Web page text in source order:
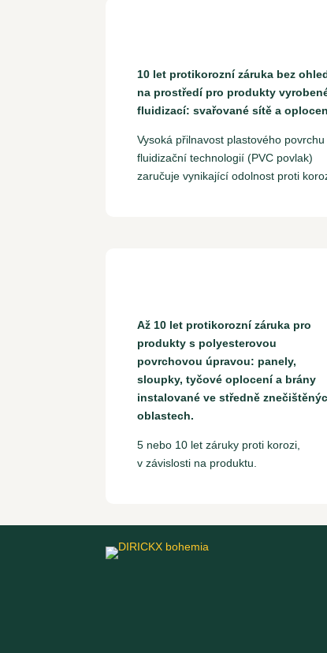
10 let protikorozní záruka bez
na prostředí pro produkty
fluidizací: svařované sítě a
Vysoká přilnavost plastového povrchu
fluidizační technologií (PVC povlak)
zaručuje vynikající odolnost proti
Až 10 let protikorozní záruka pro
produkty s polyesterovou
povrchovou úpravou: panely,
sloupky, tyčové oplocení a brány
instalované ve středně
oblastech.
5 nebo 10 let záruky proti korozi,
v závislosti na produktu.